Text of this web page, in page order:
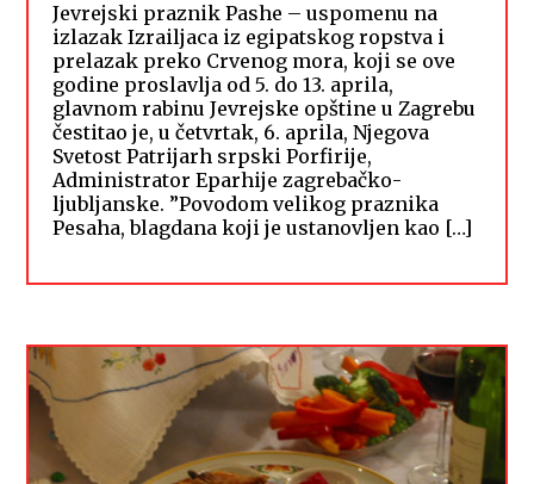
Jevrejski praznik Pashe – uspomenu na
izlazak Izrailjaca iz egipatskog ropstva i
prelazak preko Crvenog mora, koji se ove
godine proslavlja od 5. do 13. aprila,
glavnom rabinu Jevrejske opštine u Zagrebu
čestitao je, u četvrtak, 6. aprila, Njegova
Svetost Patrijarh srpski Porfirije,
Administrator Eparhije zagrebačko-
ljubljanske. ”Povodom velikog praznika
Pesaha, blagdana koji je ustanovljen kao […]